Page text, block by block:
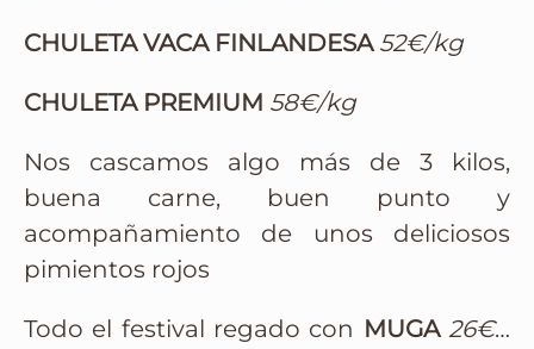
CHULETA VACA FINLANDESA 52€/kg
CHULETA PREMIUM 58€/kg
Nos cascamos algo más de 3 kilos,
buena carne, buen punto y
acompañamiento de unos deliciosos
pimientos rojos
Todo el festival regado con MUGA 26€…